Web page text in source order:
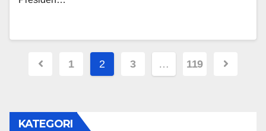
1 2 3 … 119
KATEGORI